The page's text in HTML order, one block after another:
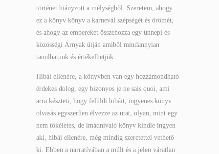
történet hiányzott a mélységből. Szeretem, ahogy
ez a könyv könyv a karnevál szépségét és örömét,
és ahogy az embereket összehozza egy ünnepi és
közösségi Árnyak útján amiből mindannyian
tanulhatunk és értékelhetjük.
Hibái ellenére, a könyvben van egy hozzámondható
érdekes dolog, egy bizonyos je ne sais quoi, ami
arra készteti, hogy felüldi hibáit, ingyenes könyv
olvasás egyszerűen élvezze az utat, olyan, mint egy
nem tökéletes, de imádnivaló könyv kindle ingyen
aki, hibái ellenére, még mindig szeretettel vethető
ki. Ebben a narratívában a múlt és a jelen váratlan